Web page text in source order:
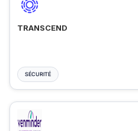
TRANSCEND
SÉCURITÉ